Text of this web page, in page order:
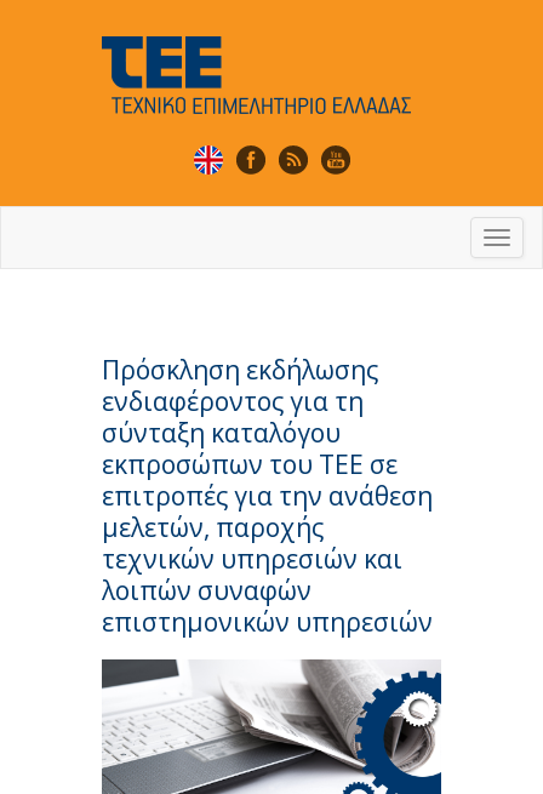
Πρόσκληση εκδήλωσης
ενδιαφέροντος για τη
σύνταξη καταλόγου
εκπροσώπων του ΤΕΕ σε
επιτροπές για την ανάθεση
μελετών, παροχής
τεχνικών υπηρεσιών και
λοιπών συναφών
επιστημονικών υπηρεσιών